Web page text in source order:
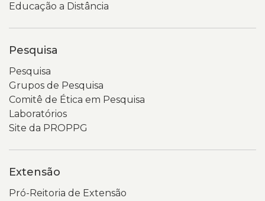
Educação a Distância
Pesquisa
Pesquisa
Grupos de Pesquisa
Comitê de Ética em Pesquisa
Laboratórios
Site da PROPPG
Extensão
Pró-Reitoria de Extensão